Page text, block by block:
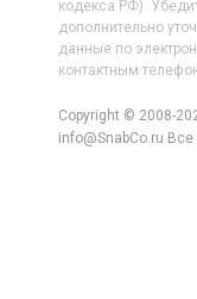
кодекса РФ).
дополнительно
данные по
контактным
Copyright © 2008-
info@SnabCo.ru